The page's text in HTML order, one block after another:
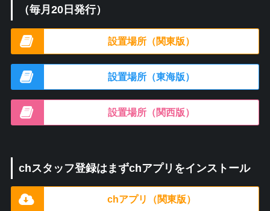
（毎月20日発行）
設置場所（関東版）
設置場所（東海版）
設置場所（関西版）
chスタッフ登録はまずchアプリをインストール
chアプリ（関東版）